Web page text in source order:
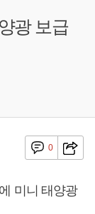
광 보급
0
미니 태양광